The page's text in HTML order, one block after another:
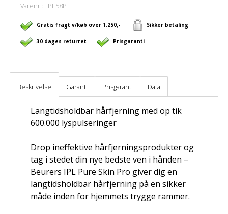
Varenr.: IPL58P
Gratis fragt v/køb over 1.250,- Sikker betaling
30 dages returret Prisgaranti
Beskrivelse Garanti Prisgaranti Data
Langtidsholdbar hårfjerning med op tik
600.000 lyspulseringer
Drop ineffektive hårfjerningsprodukter og
tag i stedet din nye bedste ven i hånden –
Beurers IPL Pure Skin Pro giver dig en
langtidsholdbar hårfjerning på en sikker
måde inden for hjemmets trygge rammer.